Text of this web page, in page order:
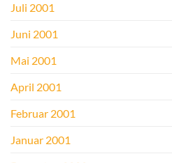
Juli 2001
Juni 2001
Mai 2001
April 2001
Februar 2001
Januar 2001